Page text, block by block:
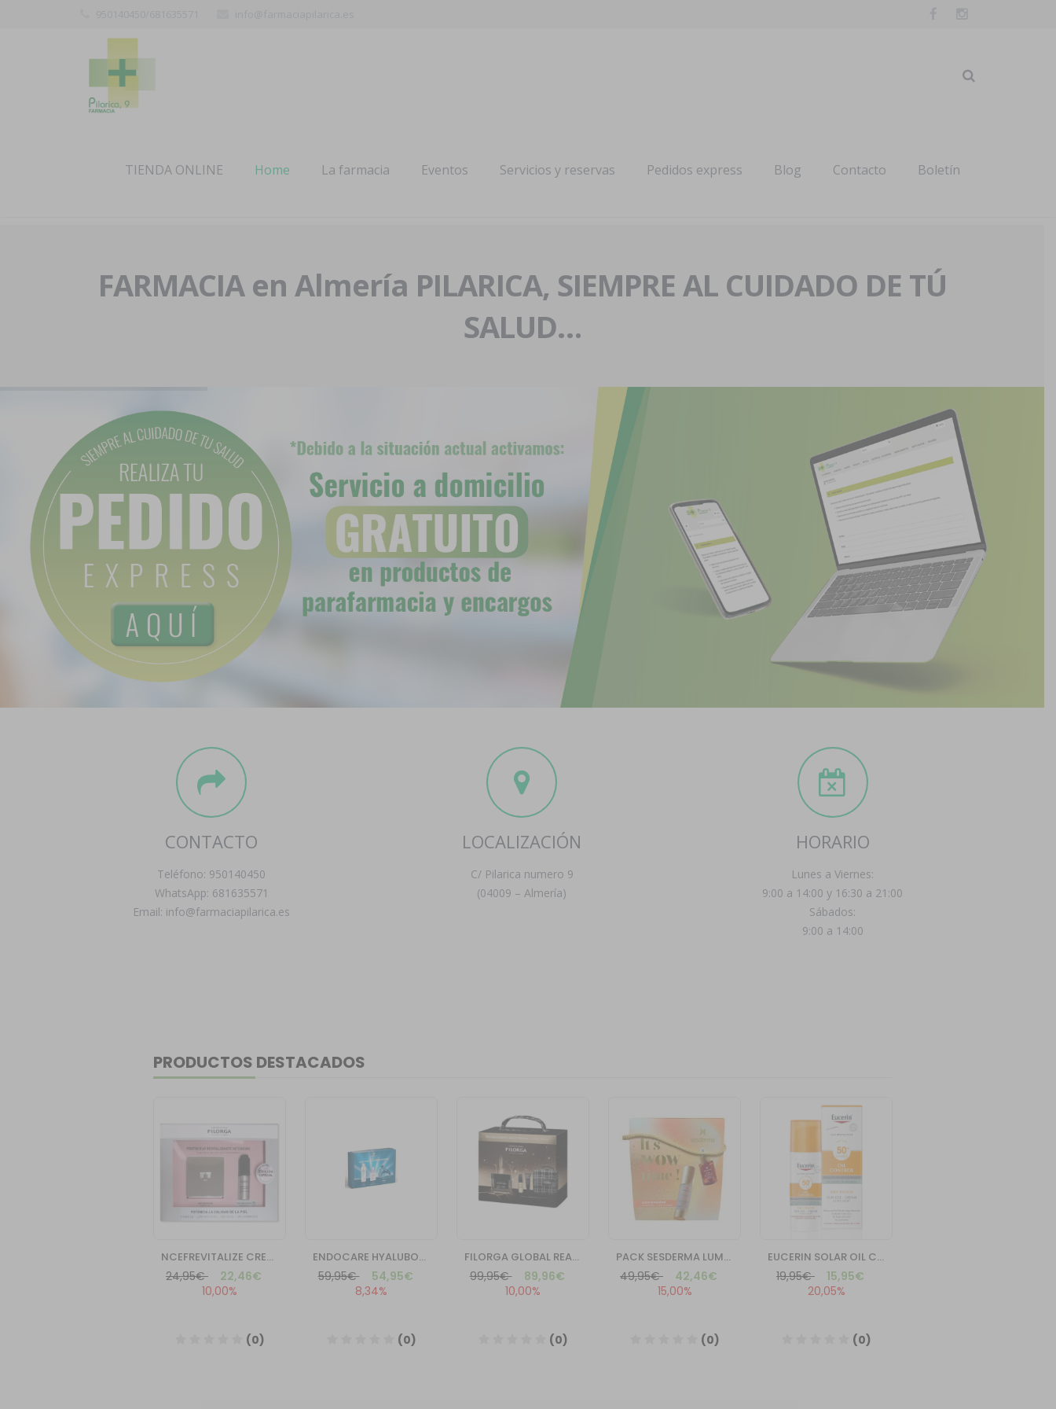
TIENDA ONLINE Home La farmacia Eventos Servicios y reservas Pedidos express Blog Contacto Boletín
FARMACIA en Almería PILARICA, SIEMPRE AL CUIDADO DE TÚ
SALUD…
CONTACTO
Teléfono: 950140450
WhatsApp: 681635571
Email: info@farmaciapilarica.es
LOCALIZACIÓN
C/ Pilarica numero 9
(04009 – Almería)
HORARIO
Lunes a Viernes:
9:00 a 14:00 y 16:30 a 21:00
Sábados:
9:00 a 14:00